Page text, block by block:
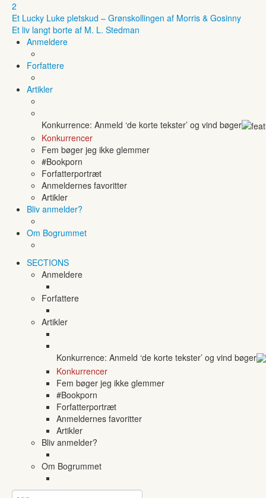
2
Et Lucky Luke pletskud – Grønskollingen af Morris & Gosinny
Et liv langt borte af M. L. Stedman
Anmeldere
Forfattere
Artikler
Konkurrence: Anmeld ‘de korte tekster’ og vind bøger
Konkurrencer
Fem bøger jeg ikke glemmer
#Bookporn
Forfatterportræt
Anmeldernes favoritter
Artikler
Bliv anmelder?
Om Bogrummet
SECTIONS
Anmeldere
Forfattere
Artikler
Konkurrence: Anmeld ‘de korte tekster’ og vind bøger
Konkurrencer
Fem bøger jeg ikke glemmer
#Bookporn
Forfatterportræt
Anmeldernes favoritter
Artikler
Bliv anmelder?
Om Bogrummet